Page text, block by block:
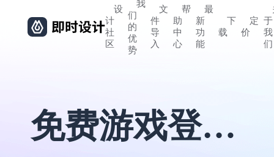
设
计
社
区
我
们
的
优
势
文
件
导
入
帮
助
中
心
最
新
功
能
下
载
定
价
于
我
们
免费游戏登录页设计模板